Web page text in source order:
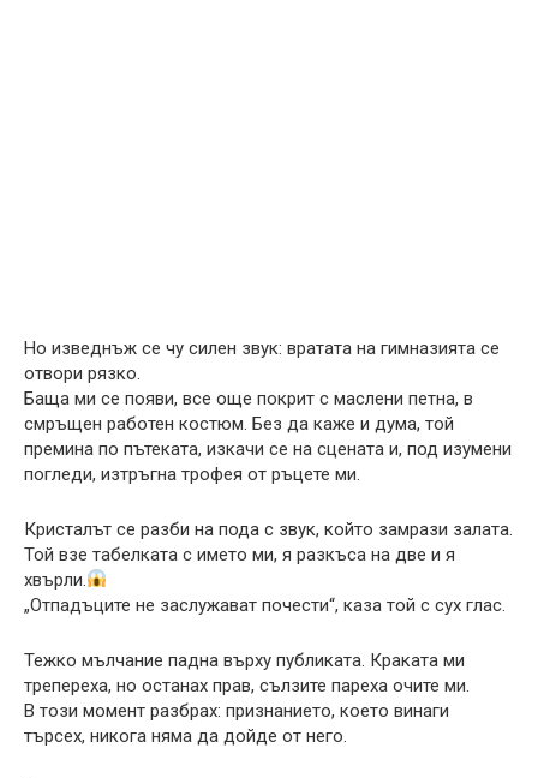
Но изведнъж се чу силен звук: вратата на гимназията се
отвори рязко.
Баща ми се появи, все още покрит с маслени петна, в
смръщен работен костюм. Без да каже и дума, той
премина по пътеката, изкачи се на сцената и, под изумени
погледи, изтръгна трофея от ръцете ми.
Кристалът се разби на пода с звук, който замрази залата.
Той взе табелката с името ми, я разкъса на две и я
хвърли.
„Отпадъците не заслужават почести“, каза той с сух глас.
Тежко мълчание падна върху публиката. Краката ми
трепереха, но останах прав, сълзите пареха очите ми.
В този момент разбрах: признанието, което винаги
търсех, никога няма да дойде от него.